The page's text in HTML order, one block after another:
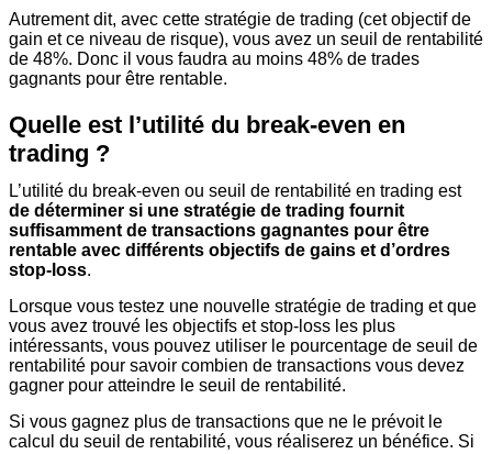
Autrement dit, avec cette stratégie de trading (cet objectif de
gain et ce niveau de risque), vous avez un seuil de rentabilité
de 48%. Donc il vous faudra au moins 48% de trades
gagnants pour être rentable.
Quelle est l’utilité du break-even en
trading ?
L’utilité du break-even ou seuil de rentabilité en trading est
de déterminer si une stratégie de trading fournit
suffisamment de transactions gagnantes pour être
rentable avec différents objectifs de gains et d’ordres
stop-loss.
Lorsque vous testez une nouvelle stratégie de trading et que
vous avez trouvé les objectifs et stop-loss les plus
intéressants, vous pouvez utiliser le pourcentage de seuil de
rentabilité pour savoir combien de transactions vous devez
gagner pour atteindre le seuil de rentabilité.
Si vous gagnez plus de transactions que ne le prévoit le
calcul du seuil de rentabilité, vous réaliserez un bénéfice. Si